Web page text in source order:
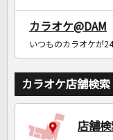
カラオケ@DAM
いつものカラオケが
カラオケ店舗検索
店舗検